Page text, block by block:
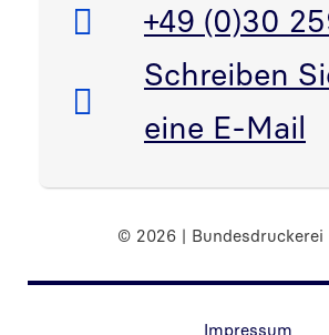
Telefon:
+49 (0)30
E-Mail:
Schreiben
eine E-Mail
© 2026 | Bundesdruckerei
Impressum